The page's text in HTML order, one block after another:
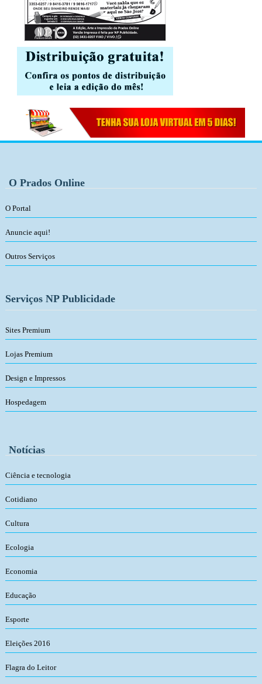
O Prados Online
O Portal
Anuncie aqui!
Outros Serviços
Serviços NP Publicidade
Sites Premium
Lojas Premium
Design e Impressos
Hospedagem
Notícias
Ciência e tecnologia
Cotidiano
Cultura
Ecologia
Economia
Educação
Esporte
Eleições 2016
Flagra do Leitor